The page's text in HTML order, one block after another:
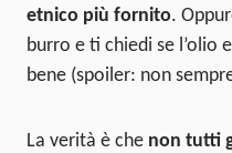
etnico più fornito.
burro e ti chiedi se l’olio
bene (spoiler: non
La verità è che non tutti